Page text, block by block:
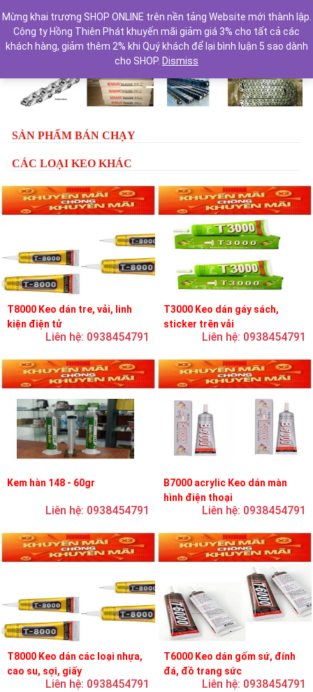
Previous Next
SẢN PHẨM BÁN CHẠY
CÁC LOẠI KEO KHÁC
T8000 Keo dán tre, vải, linh
kiện điện tử
Liên hệ: 0938454791
T3000 Keo dán gáy sách,
sticker trên vải
Liên hệ: 0938454791
Kem hàn 148 - 60gr
Liên hệ: 0938454791
B7000 acrylic Keo dán màn
hình điện thoại
Liên hệ: 0938454791
T8000 Keo dán các loại nhựa,
cao su, sợi, giấy
Liên hệ: 0938454791
T6000 Keo dán gốm sứ, đính
đá, đồ trang sức
Liên hệ: 0938454791
Mừng khai trương SHOP ONLINE trên nền tảng Website mới thành lập.
Công ty Hồng Thiên Phát khuyến mãi giảm giá 3% cho tất cả các
khách hàng, giảm thêm 2% khi Quý khách để lại bình luận 5 sao dành
cho SHOP. Dismiss